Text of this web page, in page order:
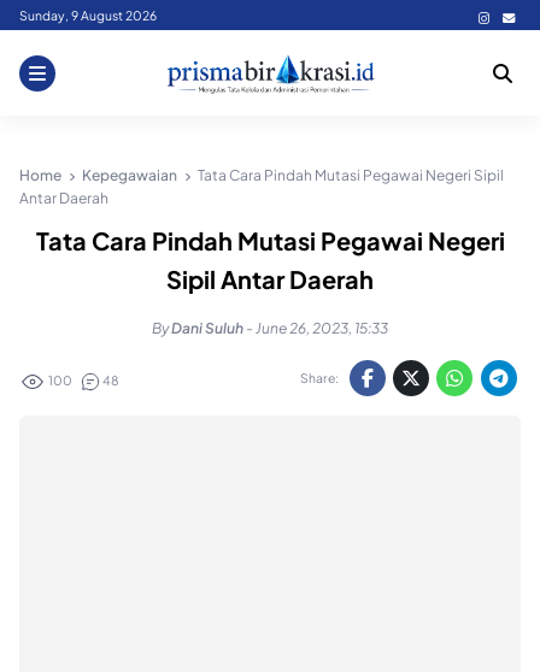
Skip
content
Sunday, 9 August 2026
Home Kepegawaian
Tata Cara Pindah Mutasi Pegawai Negeri Sipil
Antar Daerah
Tata Cara Pindah Mutasi Pegawai Negeri
Sipil Antar Daerah
ByDani Suluh - June 26, 2023, 15:33
100 48 Share: